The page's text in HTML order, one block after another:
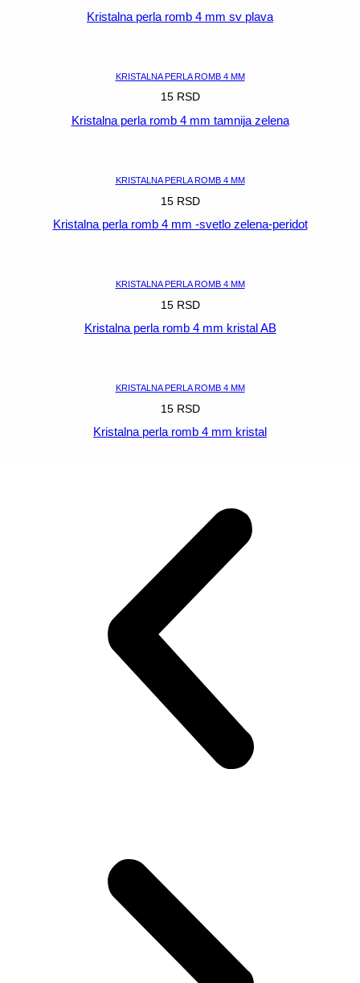
Kristalna perla romb 4 mm sv plava
KRISTALNA PERLA ROMB 4 MM
15 RSD
Kristalna perla romb 4 mm tamnija zelena
KRISTALNA PERLA ROMB 4 MM
15 RSD
Kristalna perla romb 4 mm -svetlo zelena-peridot
KRISTALNA PERLA ROMB 4 MM
15 RSD
Kristalna perla romb 4 mm kristal AB
KRISTALNA PERLA ROMB 4 MM
15 RSD
Kristalna perla romb 4 mm kristal